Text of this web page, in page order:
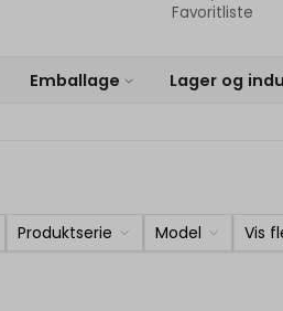
Favoritliste
Emballage Lager og
Produktserie Model Vis